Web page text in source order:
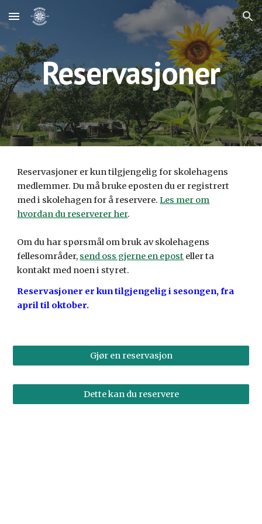
Skip to main content Skip to navigation
Reservasjoner
Reservasjoner er kun tilgjengelig for skolehagens
medlemmer. Du må bruke eposten du er registrert
med i skolehagen for å reservere.Les mer om
hvordan du reserverer her.
Om du har spørsmål om bruk av skolehagens
fellesområder, send oss gjerne en epost eller ta
kontakt med noen i styret.
Reservasjoner er kun tilgjengelig i sesongen, fra
april til oktober.
Gjør en reservasjon
Dette kan du reservere